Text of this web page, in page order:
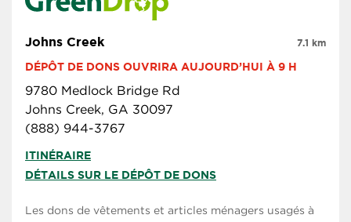
Johns Creek
DÉPÔT DE DONS OUVRIRA AUJOURD’HUI À 9 H
9780 Medlock Bridge Rd
Johns Creek, GA 30097
(888) 944-3767
7.1 km
ITINÉRAIRE
DÉTAILS SUR LE DÉPÔT DE DONS
Les dons de vêtements et articles ménagers usagés à